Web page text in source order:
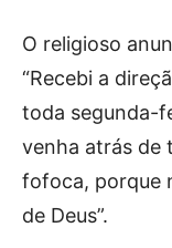
O religioso
“Recebi a
toda segunda-
venha atrás de
fofoca, porque
de Deus”.